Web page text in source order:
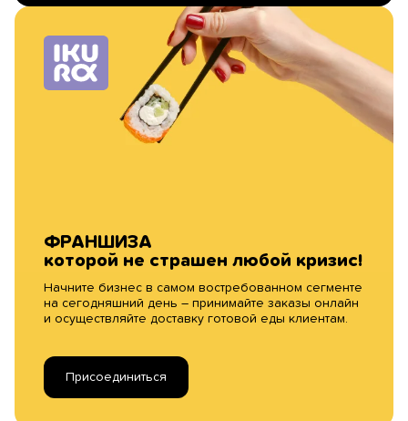
ФРАНШИЗА
которой не страшен любой кризис!
Начните бизнес в самом востребованном сегменте
на сегодняшний день – принимайте заказы онлайн
и осуществляйте доставку готовой еды клиентам.
Присоединиться